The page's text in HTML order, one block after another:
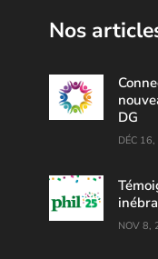
Nos
DG
DÉC
NOV 8,